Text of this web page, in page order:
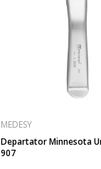
MEDESY
Departator Minnesota
907